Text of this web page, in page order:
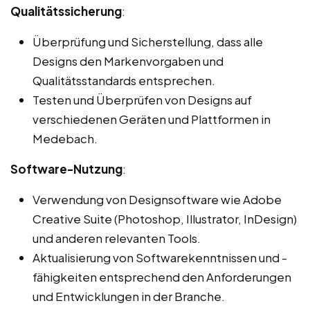
Qualitätssicherung:
Überprüfung und Sicherstellung, dass alle
Designs den Markenvorgaben und
Qualitätsstandards entsprechen.
Testen und Überprüfen von Designs auf
verschiedenen Geräten und Plattformen in
Medebach.
Software-Nutzung:
Verwendung von Designsoftware wie Adobe
Creative Suite (Photoshop, Illustrator, InDesign)
und anderen relevanten Tools.
Aktualisierung von Softwarekenntnissen und -
fähigkeiten entsprechend den Anforderungen
und Entwicklungen in der Branche.